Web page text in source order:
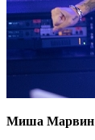
Миша Марвин